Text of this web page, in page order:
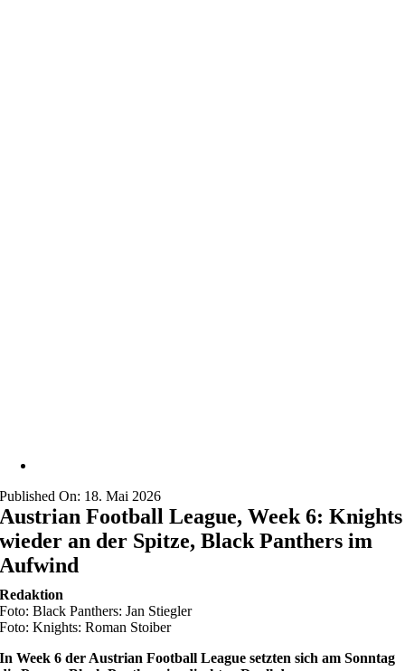
Published On: 18. Mai 2026
Austrian Football League, Week 6: Knights
wieder an der Spitze, Black Panthers im
Aufwind
Redaktion
Foto: Black Panthers: Jan Stiegler
Foto: Knights: Roman Stoiber
In Week 6 der Austrian Football League setzten sich am Sonntag